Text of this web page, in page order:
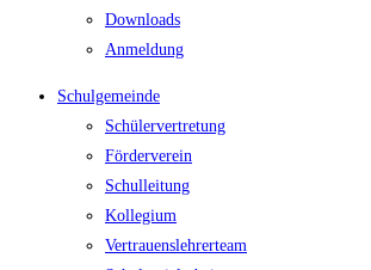
Downloads
Anmeldung
Schulgemeinde
Schülervertretung
Förderverein
Schulleitung
Kollegium
Vertrauenslehrerteam